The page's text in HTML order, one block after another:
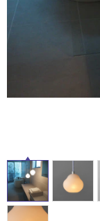
チ
室
床・
駐
車